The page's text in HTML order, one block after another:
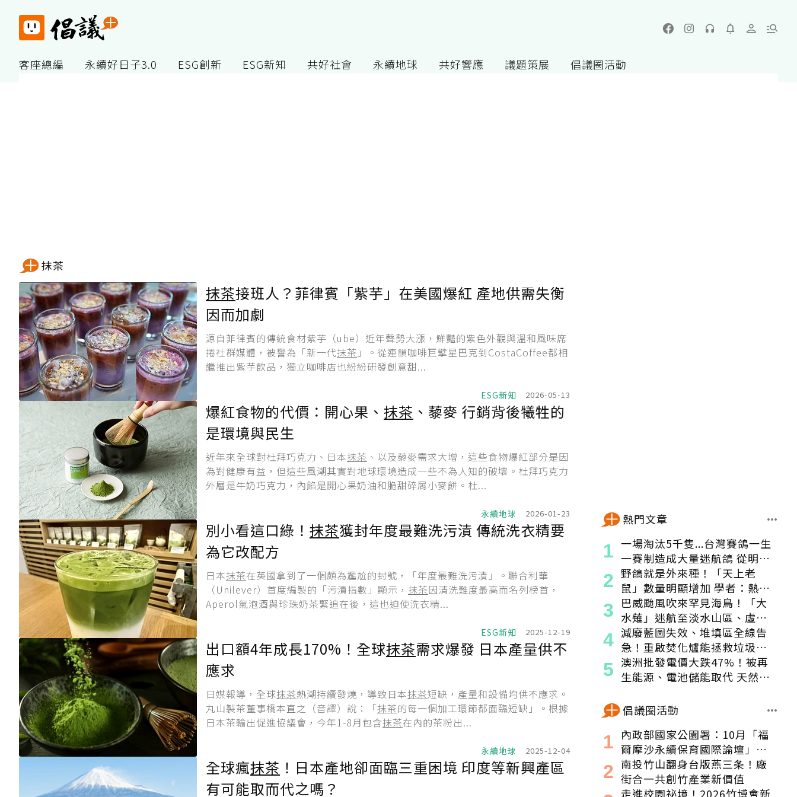
客座總編 永續好日子3.0 ESG創新 ESG新知 共好社會 永續地球 共好響應 議題策展 倡議圈活動
抹茶
抹茶接班人？菲律賓「紫芋」在美國爆紅 產地供需失衡
因而加劇
源自菲律賓的傳統食材紫芋（ube）近年聲勢大漲，鮮豔的紫色外觀與溫和風味席
捲社群媒體，被譽為「新一代抹茶 」。從連鎖咖啡巨擘星巴克到CostaCoffee都相
繼推出紫芋飲品，獨立咖啡店也紛紛研發創意甜...
ESG新知 2026-05-13
爆紅食物的代價：開心果、 抹茶 、藜麥 行銷背後犧牲的
是環境與民生
近年來全球對杜拜巧克力、日本抹茶 、以及藜麥需求大增，這些食物爆紅部分是因
為對健康有益，但這些風潮其實對地球環境造成一些不為人知的破壞。杜拜巧克力
外層是牛奶巧克力，內餡是開心果奶油和脆甜碎屑小麥餅。杜...
永續地球 2026-01-23
別小看這口綠！ 抹茶獲封年度最難洗污漬 傳統洗衣精要
為它改配方
日本抹茶在英國拿到了一個頗為尷尬的封號，「年度最難洗污漬」。聯合利華
（Unilever）首度編製的「污漬指數」顯示， 抹茶因清洗難度最高而名列榜首，
Aperol氣泡酒與珍珠奶茶緊追在後，這也迫使洗衣精...
ESG新知 2025-12-19
出口額4年成長170%！全球抹茶需求爆發 日本產量供不
應求
日媒報導，全球抹茶熱潮持續發燒，導致日本抹茶短缺，產量和設備均供不應求。
丸山製茶董事橋本直之（音譯）說：「抹茶的每一個加工環節都面臨短缺」。根據
日本茶輸出促進協議會，今年1-8月包含抹茶在內的茶粉出...
永續地球 2025-12-04
全球瘋抹茶 ！日本產地卻面臨三重困境 印度等新興產區
有可能取而代之嗎？
熱門文章
一場淘汰5千隻...台灣賽鴿一生
一賽制造成大量迷航鴿 從明星
變都市「老鼠」
野鴿就是外來種！「天上老
鼠」數量明顯增加 學者：熱區
食物來源穩定
巴威颱風吹來罕見海鳥！「大
水薙」迷航至淡水山區、虛弱
獲救
減廢藍圖失效、堆填區全線告
急！重啟焚化爐能拯救垃圾危
機嗎？
澳洲批發電價大跌47%！被再
生能源、電池儲能取代 天然氣
倡議圈活動
內政部國家公園署：10月「福
爾摩沙永續保育國際論壇」登
場！串聯跨界夥伴與低碳遊
程，向世界展現臺灣綠色實力
南投竹山翻身台版燕三条！廠
街合一共創竹產業新價值
走進校園祕境！2026竹博會新